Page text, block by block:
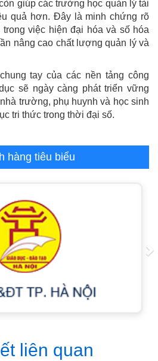
giúp các trường học quản lý tài
quả hơn. Đây là minh chứng rõ
việc hiện đại hóa và số hóa
nâng cao chất lượng quản lý và
tay của các nền tảng công
sẽ ngày càng phát triển vững
trường, phụ huynh và học sinh
tri thức trong thời đại số.
hàng tiêu biểu
liên quan